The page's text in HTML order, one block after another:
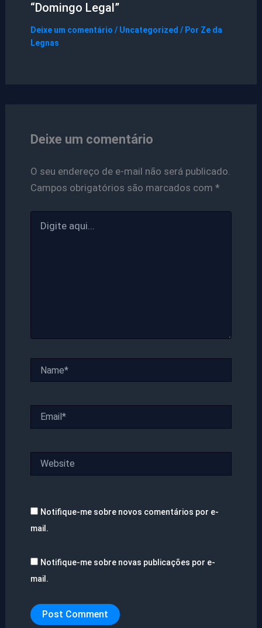
“Domingo Legal”
Deixe um comentário / Uncategorized / Por Ze da
Legnas
Deixe um comentário
O seu endereço de e-mail não será publicado.
Campos obrigatórios são marcados com *
aqui...
Notifique-me sobre novos comentários por e-
mail.
Notifique-me sobre novas publicações por e-
mail.